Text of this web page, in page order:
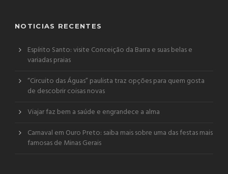
NOTICIAS RECENTES
Espírito Santo: visite Conceição da Barra e suas belas e
variadas praias
“Circuito das Águas” paulista traz opções para quem gosta
de descobrir coisas novas
Viajar faz bem a saúde e engrandece a alma
Carnaval em Ouro Preto: saiba mais sobre uma das festas mais
famosas de Minas Gerais